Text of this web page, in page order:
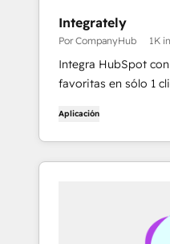
Integrately
Por CompanyHub 1K
Integra HubSpot
favoritas en sólo 1
Aplicación